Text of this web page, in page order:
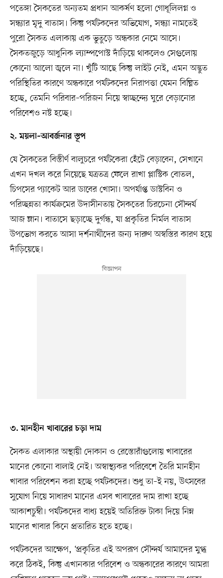
পতেঙ্গা সৈকতের অন্যতম প্রধান আকর্ষণ হলো গোধূলিলগ্ন ও
সন্ধ্যার মৃদু বাতাস। কিন্তু পর্যটকদের অভিযোগ, সন্ধ্যা নামতেই
পুরো সৈকত এলাকায় এক ভুতুড়ে অন্ধকার নেমে আসে।
সৈকতজুড়ে আধুনিক ল্যাম্পপোস্ট দাঁড়িয়ে থাকলেও সেগুলোয়
কোনো আলো জ্বলে না। খুঁটি আছে কিন্তু লাইট নেই, এমন অদ্ভুত
পরিস্থিতির কারণে অন্ধকারে পর্যটকদের নিরাপত্তা যেমন বিঘ্নিত
হচ্ছে, তেমনি পরিবার–পরিজন নিয়ে স্বাচ্ছন্দ্যে ঘুরে বেড়ানোর
পরিবেশও নষ্ট হচ্ছে।
২. ময়লা–আবর্জনার স্তূপ
যে সৈকতের বিস্তীর্ণ বালুচরে পর্যটকেরা হেঁটে বেড়াবেন, সেখানে
এখন দখল করে নিয়েছে যত্রতত্র ফেলে রাখা প্লাস্টিক বোতল,
চিপসের প্যাকেট আর ডাবের খোসা। অপর্যাপ্ত ডাস্টবিন ও
পরিচ্ছন্নতা কার্যক্রমের উদাসীনতায় সৈকতের চিরচেনা সৌন্দর্য
আজ ম্লান। বাতাসে ছড়াচ্ছে দুর্গন্ধ, যা প্রকৃতির নির্মল বাতাস
উপভোগ করতে আসা দর্শনার্থীদের জন্য দারুণ অস্বস্তির কারণ হয়ে
দাঁড়িয়েছে।
৩. মানহীন খাবারের চড়া দাম
সৈকত এলাকার অস্থায়ী দোকান ও রেস্তোরাঁগুলোয় খাবারের
মানের কোনো বালাই নেই। অস্বাস্থ্যকর পরিবেশে তৈরি মানহীন
খাবার পরিবেশন করা হচ্ছে পর্যটকদের। শুধু তা–ই নয়, উৎসবের
সুযোগ নিয়ে সাধারণ মানের এসব খাবারের দাম রাখা হচ্ছে
আকাশচুম্বী। পর্যটকদের বাধ্য হয়েই অতিরিক্ত টাকা দিয়ে নিম্ন
মানের খাবার কিনে প্রতারিত হতে হচ্ছে।
পর্যটকদের আক্ষেপ, ‘প্রকৃতির এই অপরূপ সৌন্দর্য আমাদের মুগ্ধ
করে ঠিকই, কিন্তু এখানকার পরিবেশ ও অন্ধকারের কারণে আমরা